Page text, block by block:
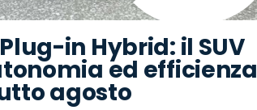
in Hybrid: il SUV
ed efficienza
agosto